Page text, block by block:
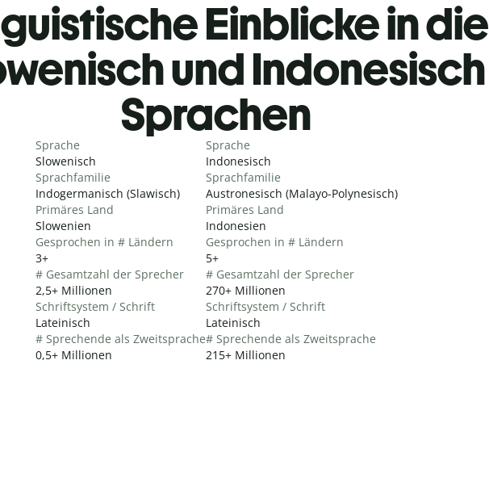
Einblicke in die
und Indonesisch
Sprachen
Sprache
Slowenisch
Sprachfamilie
Indogermanisch (Slawisch)
Primäres Land
Slowenien
Gesprochen in # Ländern
3+
# Gesamtzahl der Sprecher
2,5+ Millionen
Schriftsystem / Schrift
Lateinisch
# Sprechende als Zweitsprache
0,5+ Millionen
Sprache
Indonesisch
Sprachfamilie
Austronesisch (Malayo-Polynesisch)
Primäres Land
Indonesien
Gesprochen in # Ländern
5+
# Gesamtzahl der Sprecher
270+ Millionen
Schriftsystem / Schrift
Lateinisch
# Sprechende als Zweitsprache
215+ Millionen